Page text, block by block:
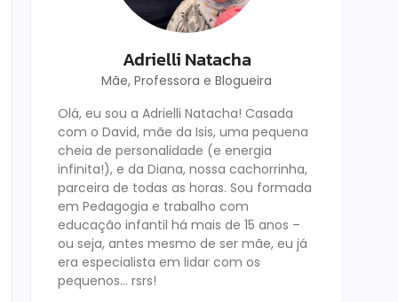
Adrielli Natacha
Mãe, Professora e Blogueira
Olá, eu sou a Adrielli Natacha! Casada
com o David, mãe da Isis, uma pequena
cheia de personalidade (e energia
infinita!), e da Diana, nossa cachorrinha,
parceira de todas as horas. Sou formada
em Pedagogia e trabalho com
educação infantil há mais de 15 anos –
ou seja, antes mesmo de ser mãe, eu já
era especialista em lidar com os
pequenos… rsrs!